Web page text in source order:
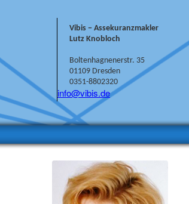
Vibis − Assekuranzmakler
Lutz Knobloch
Boltenhagnenerstr. 35
01109 Dresden
0351-8802320
info@vibis.de